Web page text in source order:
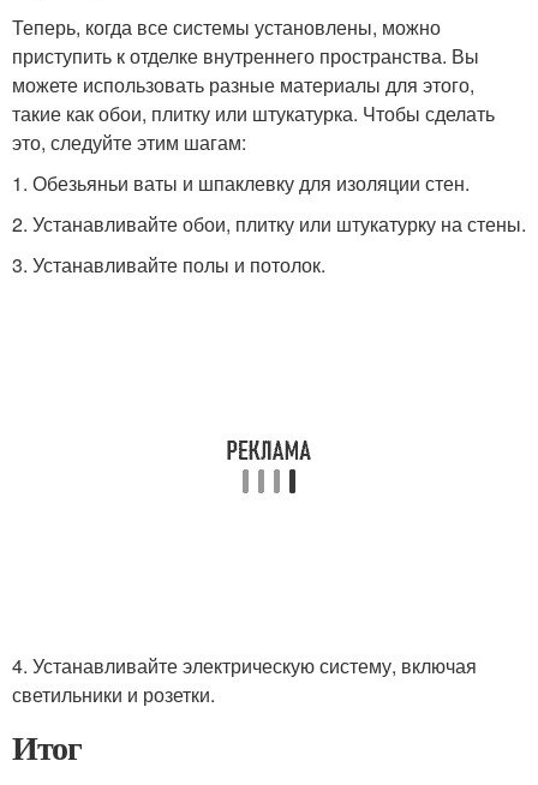
Теперь, когда все системы установлены, можно
приступить к отделке внутреннего пространства. Вы
можете использовать разные материалы для этого,
такие как обои, плитку или штукатурка. Чтобы сделать
это, следуйте этим шагам:
1. Обезьяньи ваты и шпаклевку для изоляции стен.
2. Устанавливайте обои, плитку или штукатурку на стены.
3. Устанавливайте полы и потолок.
4. Устанавливайте электрическую систему, включая
светильники и розетки.
Итог